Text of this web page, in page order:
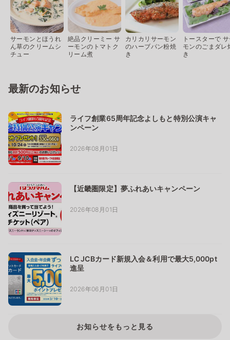
サーモンとほうれ
ん草のクリームシ
チュー
絶品クリーミー サ
ーモンのトマトク
リーム煮
カリカリサーモン
のハーブパン粉焼
き
トースターで
モンのごまダレ
き
最新のお知らせ
ライフ創業65周年記念よしもと特別公演キャ
ンペーン
2026年08月01日
【近畿圏限定】夢ふれあいキャンペーン
2026年08月01日
LC JCBカード新規入会＆利用で最大5,000pt
進呈
2026年06月01日
お知らせをもっと見る